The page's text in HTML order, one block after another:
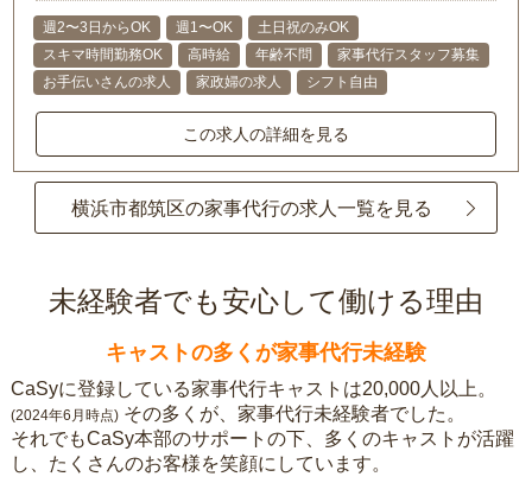
週2〜3日からOK 週1〜OK
土日祝のみOK
スキマ時間勤務OK
高時給 年齢不問
家事代行スタッフ募集
お手伝いさんの求人
家政婦の求人 シフト自由
この求人の詳細を見る
横浜市都筑区の家事代行の求人一覧を見る
未経験者でも安心して働ける理由
キャストの多くが家事代行未経験
CaSyに登録している家事代行キャストは20,000人以上。
(2024年6月時点) その多くが、家事代行未経験者でした。
それでもCaSy本部のサポートの下、多くのキャストが活躍
し、たくさんのお客様を笑顔にしています。